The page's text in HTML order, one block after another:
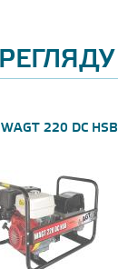
220 DC HSB